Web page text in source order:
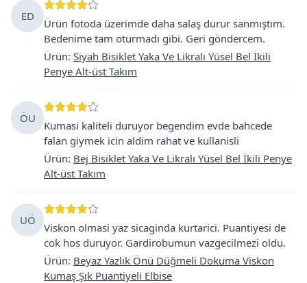
ED
Ürün fotoda üzerimde daha salaş durur sanmıştım.
Bedenime tam oturmadı gibi. Geri göndercem.
Ürün: Siyah Bisiklet Yaka Ve Likralı Yüsel Bel İkili
Penye Alt-üst Takım
ÖU
Kumasi kaliteli duruyor begendim evde bahcede
falan giymek icin aldim rahat ve kullanisli
Ürün: Bej Bisiklet Yaka Ve Likralı Yüsel Bel İkili Penye
Alt-üst Takım
UÖ
Viskon olmasi yaz sicaginda kurtarici. Puantiyesi de
cok hos duruyor. Gardirobumun vazgecilmezi oldu.
Ürün: Beyaz Yazlık Önü Düğmeli Dokuma Viskon
Kumaş Şık Puantiyeli Elbise